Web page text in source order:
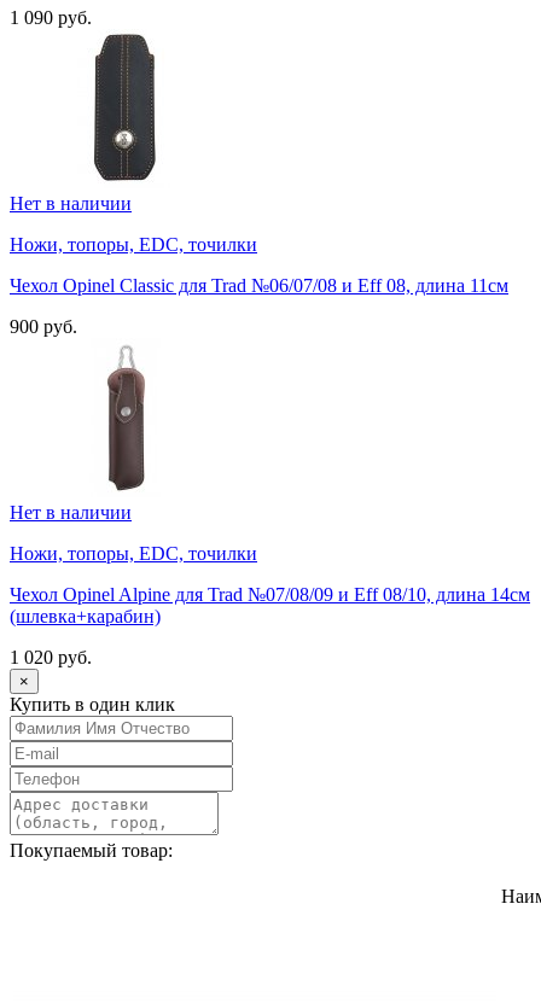
1 090 руб.
Нет в наличии
Ножи, топоры, EDC, точилки
Чехол Opinel Classic для Trad №06/07/08 и Eff 08, длина 11см
900 руб.
Нет в наличии
Ножи, топоры, EDC, точилки
Чехол Opinel Alpine для Trad №07/08/09 и Eff 08/10, длина 14см
(шлевка+карабин)
1 020 руб.
×
Купить в один клик
Покупаемый товар: